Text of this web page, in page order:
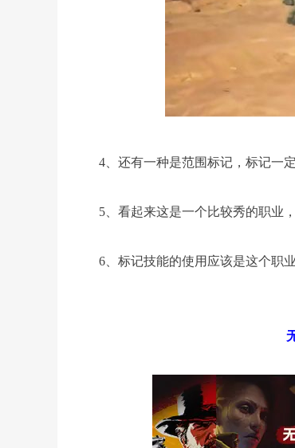
4、还有一种是范围标记，标记一
5、看起来这是一个比较秀的职业
6、标记技能的使用应该是这个职